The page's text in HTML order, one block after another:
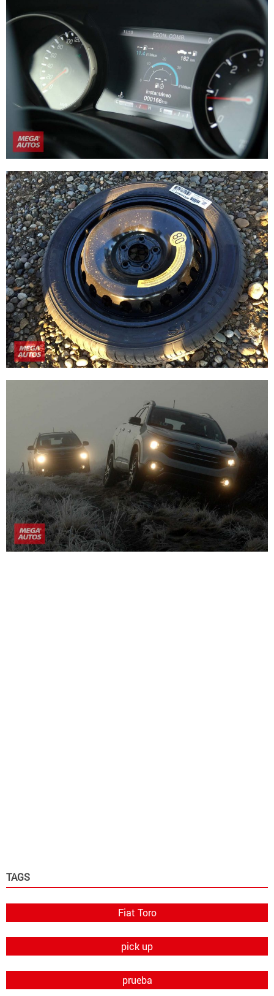
TAGS
Fiat Toro
pick up
prueba